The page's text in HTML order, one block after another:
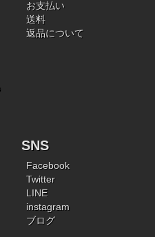
お支払い
送料
返品について
SNS
Facebook
Twitter
LINE
instagram
ブログ